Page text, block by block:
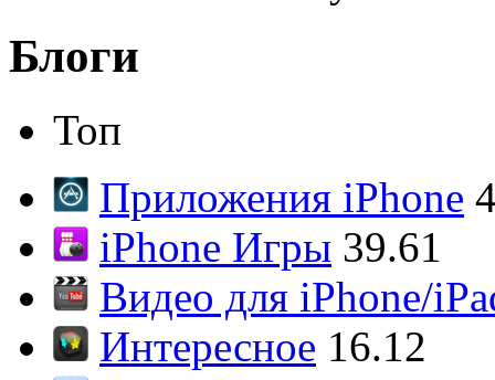
Блоги
Топ
Приложения iPhone
iPhone Игры 39.61
Видео для iPhone/
Интересное 16.12